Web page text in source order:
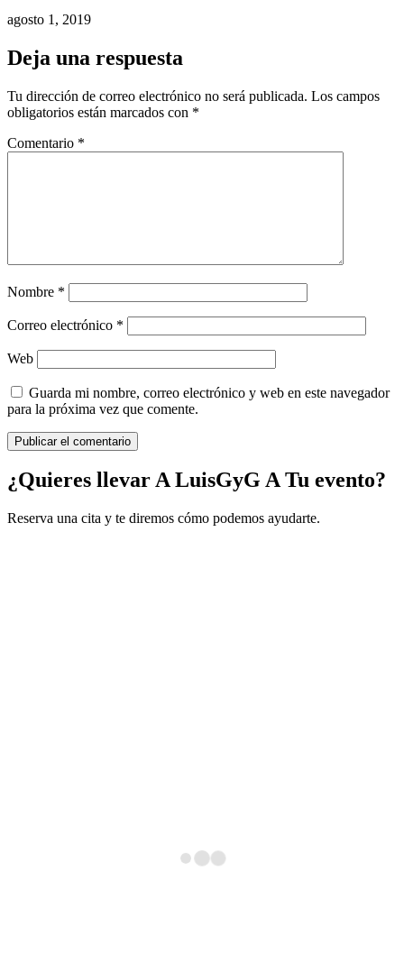
agosto 1, 2019
Deja una respuesta
Tu dirección de correo electrónico no será publicada. Los campos
obligatorios están marcados con *
Comentario *
Nombre *
Correo electrónico *
Web
Guarda mi nombre, correo electrónico y web en este navegador
para la próxima vez que comente.
¿Quieres llevar A LuisGyG A Tu evento?
Reserva una cita y te diremos cómo podemos ayudarte.